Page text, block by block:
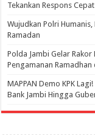
Tekankan Respons
Wujudkan Polri Humanis,
Ramadan
Polda Jambi Gelar
Pengamanan
‎MAPPAN Demo KPK
Bank Jambi Hingga